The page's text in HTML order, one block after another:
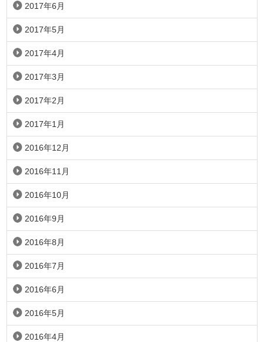
2017年6月
2017年5月
2017年4月
2017年3月
2017年2月
2017年1月
2016年12月
2016年11月
2016年10月
2016年9月
2016年8月
2016年7月
2016年6月
2016年5月
2016年4月